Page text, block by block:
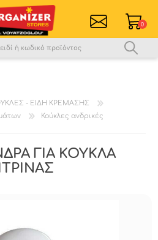
0
- ΕΙΔΗ ΚΡΕΜΑΣΗΣ
Κούκλες ανδρικές
ΓΙΑ ΚΟΥΚΛΑ